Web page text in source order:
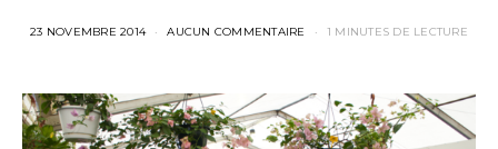
23 NOVEMBRE 2014 AUCUN COMMENTAIRE 1 MINUTES DE LECTURE